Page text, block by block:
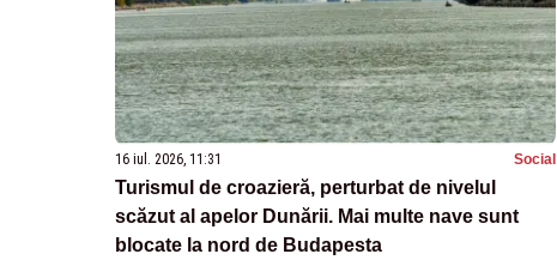
16 iul. 2026, 11:31 Social
Turismul de croazieră, perturbat de nivelul
scăzut al apelor Dunării. Mai multe nave sunt
blocate la nord de Budapesta